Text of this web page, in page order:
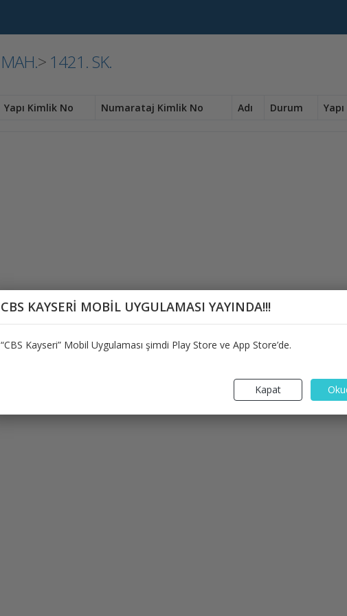
MAH.> 1421. SK.
Yapı Kimlik No Numarataj Kimlik No Adı Durum
CBS KAYSERİ MOBİL UYGULAMASI YAYINDA!!!
“CBS Kayseri” Mobil Uygulaması şimdi Play Store ve App Store’de.
Kapat